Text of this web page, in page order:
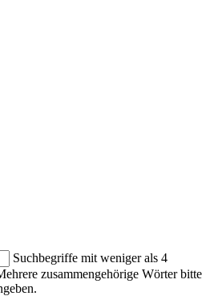
Suchbegriffe mit weniger als 4
zusammengehörige Wörter bitte